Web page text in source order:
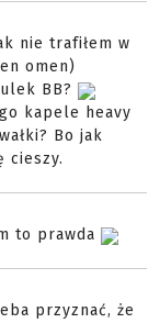
nie trafiłem w
omen)
BB?
kapele heavy
Bo jak
cieszy.
to prawda
przyznać, że